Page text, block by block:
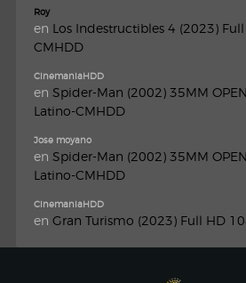
Roy
en Los Indestructibles 4 (2023)
CMHDD
CinemaniaHDD
en Spider-Man (2002) 35MM
Latino-CMHDD
Jose moyano
en Spider-Man (2002) 35MM
Latino-CMHDD
CinemaniaHDD
en Gran Turismo (2023) Full HD